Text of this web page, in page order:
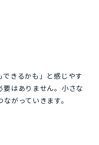
きるかも」と感じやす
要はありません。小さな
がっていきます。